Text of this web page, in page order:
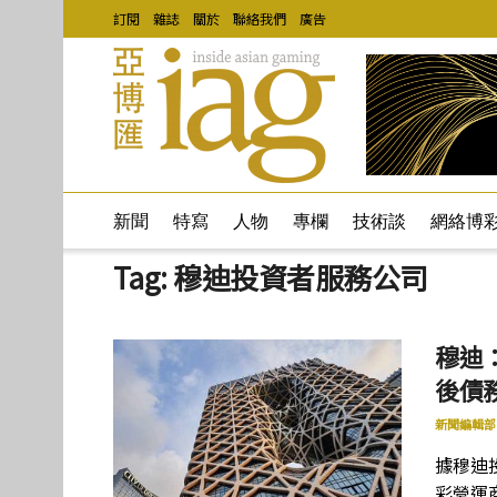
訂閱 雜誌 關於 聯絡我們 廣告
新聞 特寫 人物 專欄 技術談 網絡博
Tag:穆迪投資者服務公司
穆迪
後債
新聞編輯部
據穆迪